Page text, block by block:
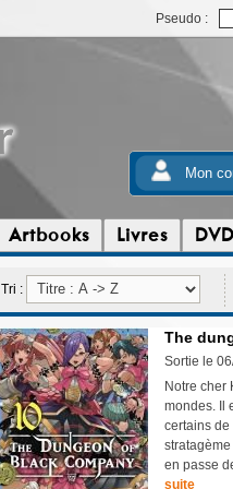
Pseudo :
Mon
Artbooks Livres DVD
Tri :
The
Sortie le
Notre cher
mondes. Il
certains
en passe
suite